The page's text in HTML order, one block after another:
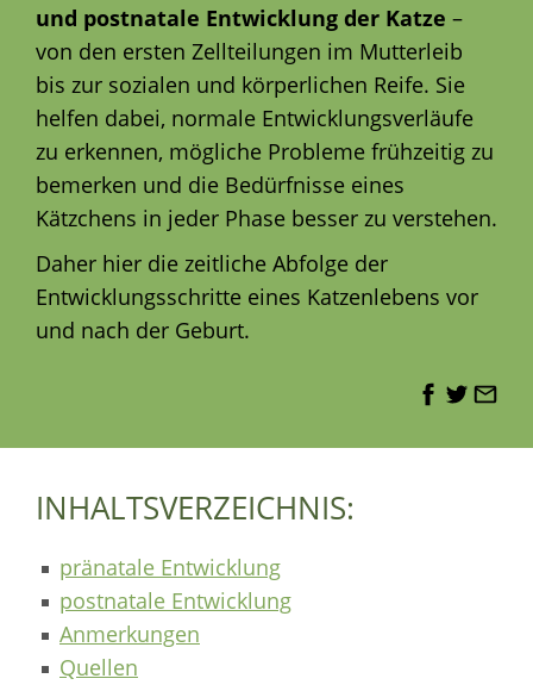
und postnatale Entwicklung der Katze –
von den ersten Zellteilungen im Mutterleib
bis zur sozialen und körperlichen Reife. Sie
helfen dabei, normale Entwicklungsverläufe
zu erkennen, mögliche Probleme frühzeitig zu
bemerken und die Bedürfnisse eines
Kätzchens in jeder Phase besser zu verstehen.
Daher hier die zeitliche Abfolge der
Entwicklungsschritte eines Katzenlebens vor
und nach der Geburt.
INHALTSVERZEICHNIS:
pränatale Entwicklung
postnatale Entwicklung
Anmerkungen
Quellen